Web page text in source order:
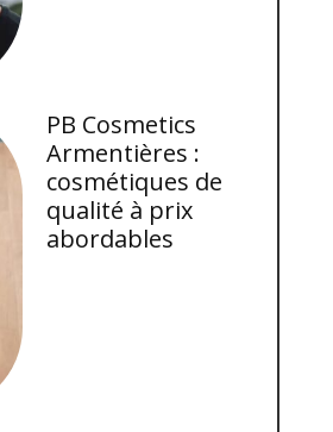
PB Cosmetics
Armentières :
cosmétiques de
qualité à prix
abordables